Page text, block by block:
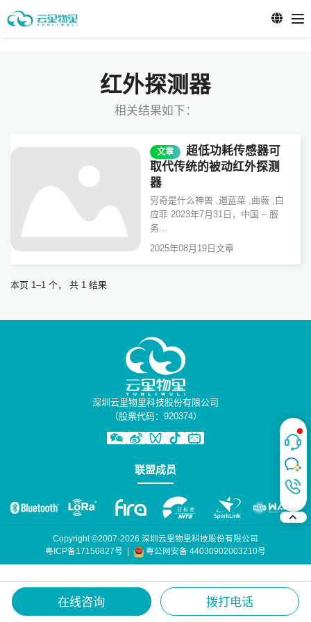
红外探测器
相关结果如下：
文章
超低功耗传感器可
取代传统的被动红外探测
器
穷奇是什么神兽 ,遏蓝菜 ,曲薇 ,白
应菲 2023年7月31日，中国 – 服
务...
2025年08月19日文章
本页 1–1 个， 共 1 结果
深圳云里物里科技股份有限公司
（股票代码：920374）
联盟成员
Copyright ©2007-2026 深圳云里物里科技股份有限公司
粤ICP备17150827号 | 粤公网安备 44030902003210号
在线咨询 拨打电话